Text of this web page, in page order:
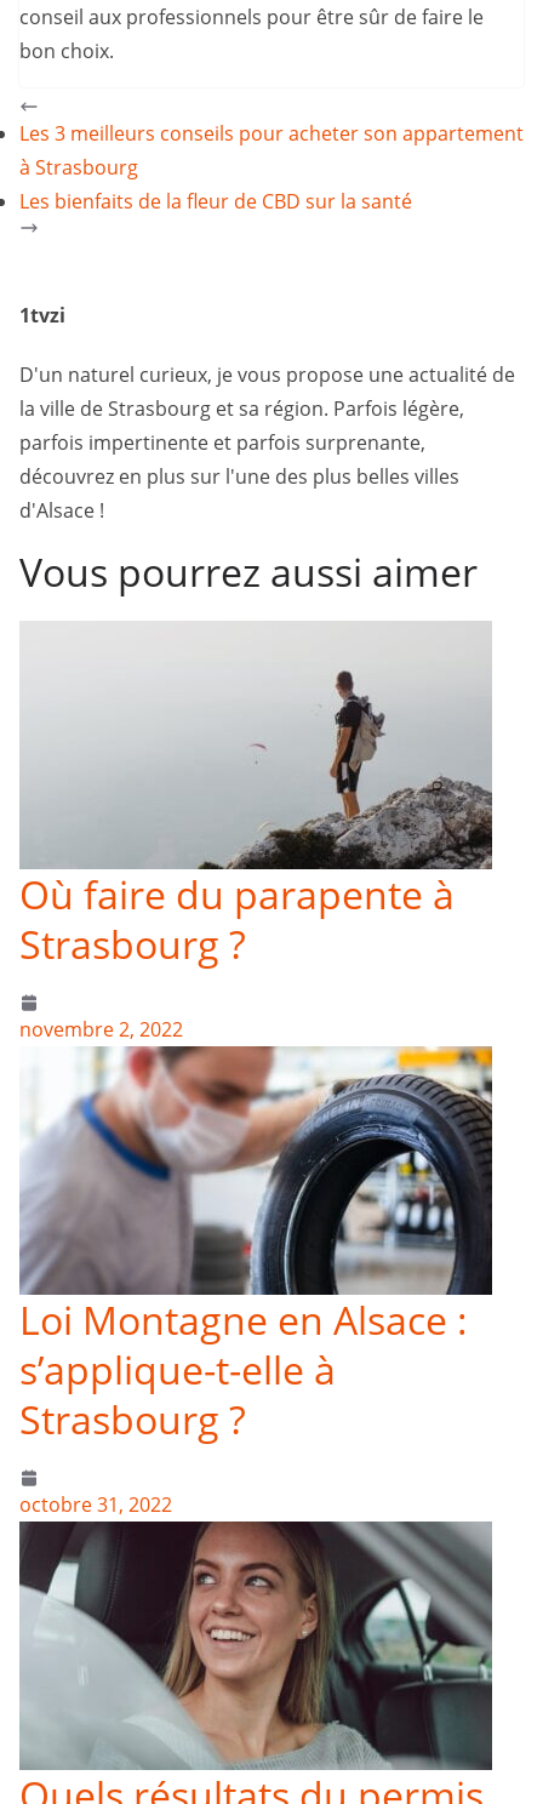
conseil aux professionnels pour être sûr de faire le
bon choix.
Les 3 meilleurs conseils pour acheter son appartement
à Strasbourg
Les bienfaits de la fleur de CBD sur la santé
1tvzi
D'un naturel curieux, je vous propose une actualité de
la ville de Strasbourg et sa région. Parfois légère,
parfois impertinente et parfois surprenante,
découvrez en plus sur l'une des plus belles villes
d'Alsace !
Vous pourrez aussi aimer
Où faire du parapente à
Strasbourg ?
novembre 2, 2022
Loi Montagne en Alsace :
s’applique-t-elle à
Strasbourg ?
octobre 31, 2022